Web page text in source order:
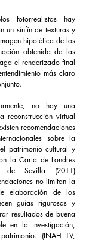
fotorrealistas hay
un sinfín de texturas y
hipotética de los
obtenida de las
el renderizado final
más claro
no hay una
reconstrucción virtual
recomendaciones
sobre la
patrimonio cultural y
la Carta de Londres
de Sevilla (2011)
no limitan la
elaboración de los
guías rigurosas y
resultados de buena
en la investigación,
(INAH TV,